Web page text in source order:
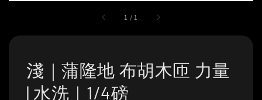
1 / 1
淺｜蒲隆地 布胡木匝 力量
| 水洗｜1/4磅